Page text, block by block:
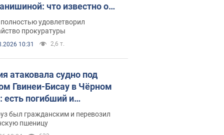
что известно о
удовлетворил
прокуратуры
10:31 2,6 т.
атаковала судно под
Гвинеи-Бисау в Чёрном
есть погибший и
был гражданским и перевозил
пшеницу